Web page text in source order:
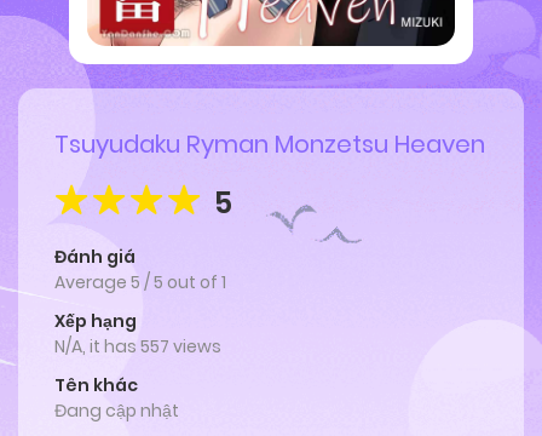
Tsuyudaku Ryman Monzetsu Heaven
5
Đánh giá
Average 5 /5 out of 1
Xếp hạng
N/A, it has 557 views
Tên khác
Đang cập nhật